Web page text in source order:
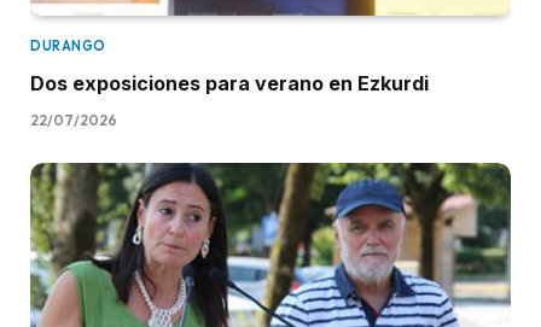
DURANGO
Dos exposiciones para verano en Ezkurdi
22/07/2026